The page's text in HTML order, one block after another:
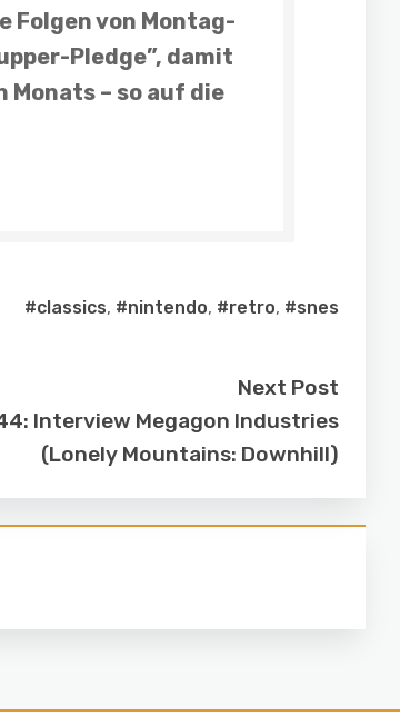
Folgen von Montag-
Pledge”, damit
– so auf die
#classics, #nintendo, #retro, #snes
Next Post
Interview Megagon Industries
(Lonely Mountains: Downhill)